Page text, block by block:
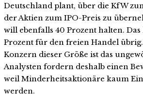
Deutschland plant, über die KfW
der Aktien zum IPO-Preis zu
will ebenfalls 40 Prozent halten. Das
Prozent für den freien Handel
Konzern dieser Größe ist das
Analysten fordern deshalb einen
weil Minderheitsaktionäre kaum
werden.